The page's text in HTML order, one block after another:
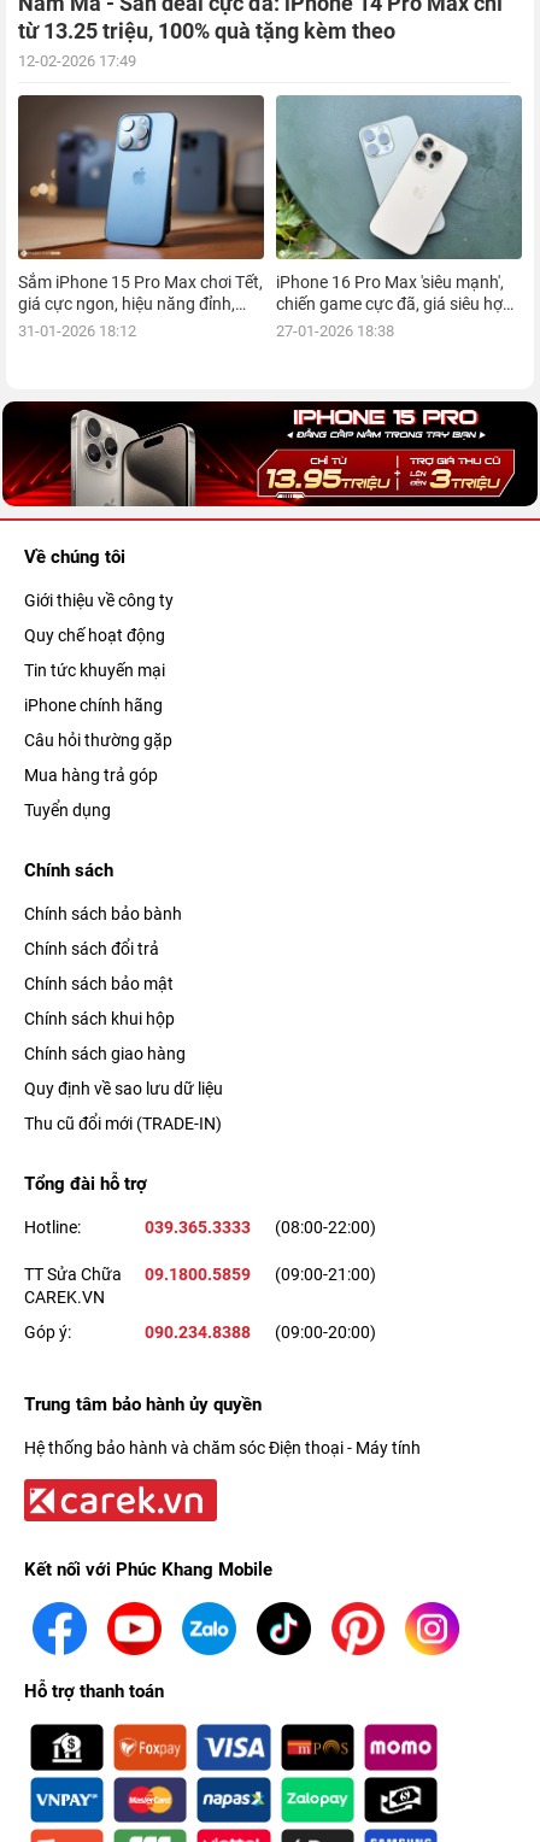
từ 13.25 triệu, 100% quà tặng kèm theo
12-02-2026 17:49
Sắm iPhone 15 Pro Max chơi Tết,
giá cực ngon, hiệu năng đỉnh,
kèm nhiều ưu đãi, mua ngay!
31-01-2026 18:12
iPhone 16 Pro Max 'siêu mạnh',
chiến game cực đã, giá siêu hợp
lý, mua ngay!
27-01-2026 18:38
Về chúng tôi
Giới thiệu về công ty
Quy chế hoạt động
Tin tức khuyến mại
iPhone chính hãng
Câu hỏi thường gặp
Mua hàng trả góp
Tuyển dụng
Chính sách
Chính sách bảo bành
Chính sách đổi trả
Chính sách bảo mật
Chính sách khui hộp
Chính sách giao hàng
Quy định về sao lưu dữ liệu
Thu cũ đổi mới (TRADE-IN)
Tổng đài hỗ trợ
Hotline: 039.365.3333 (08:00-22:00)
TT Sửa Chữa
CAREK.VN
09.1800.5859 (09:00-21:00)
Góp ý: 090.234.8388 (09:00-20:00)
Trung tâm bảo hành ủy quyền
Hệ thống bảo hành và chăm sóc Điện thoại - Máy tính
Kết nối với Phúc Khang Mobile
Hỗ trợ thanh toán